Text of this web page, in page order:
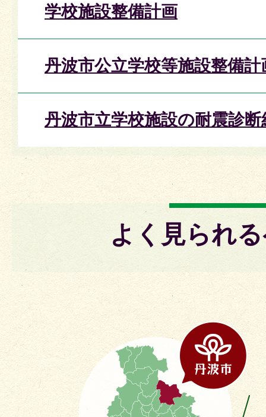
学校施設整備計画
丹波市公立学校等施設整備計
丹波市立学校施設の耐震診
よく見られ